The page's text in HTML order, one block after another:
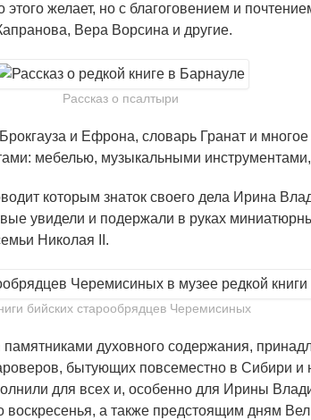
желает, но с благоговением и
Вера Ворсина и другие.
Рассказ о псалтыри
и Ефрона, словарь Гранат и
мебелью, музыкальными
которым знаток своего дела Ирина
увидели и подержали в руках
Николая II.
бийских старообрядцев Черемисиных
духовного содержания,
бытующих повсеместно в Сибири
для всех и, особенно для Ирины
а также предстоящим дням